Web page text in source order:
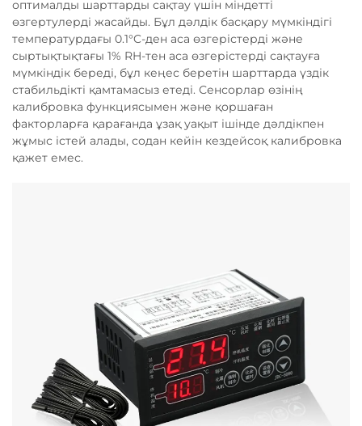
оптималды шарттарды сақтау үшін міндетті
өзгертулерді жасайды. Бұл дәлдік басқару мүмкіндігі
температурдағы 0.1°C-ден аса өзгерістерді және
сыртықтықтағы 1% RH-тен аса өзгерістерді сақтауға
мүмкіндік береді, бұл кеңес беретін шарттарда үздік
стабильдікті қамтамасыз етеді. Сенсорлар өзінің
калибровка функциясымен және қоршаған
факторларға қарағанда ұзақ уақыт ішінде дәлдікпен
жұмыс істей алады, содан кейін кездейсоқ калибровка
қажет емес.